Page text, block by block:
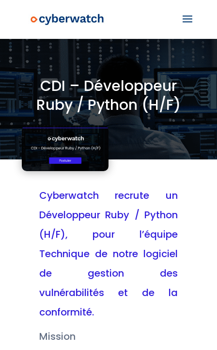
CDI – Développeur
Ruby / Python (H/F)
Cyberwatch recrute un
Développeur Ruby / Python
(H/F), pour l’équipe
Technique de notre logiciel
de gestion des
vulnérabilités et de la
conformité.
Mission